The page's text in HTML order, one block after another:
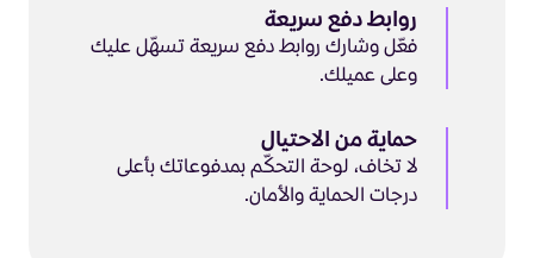
روابط دفع سريعة
فعّل وشارك روابط دفع سريعة تسهّل عليك
وعلى عميلك.
حماية من الاحتيال
لا تخاف، لوحة التحكّم بمدفوعاتك بأعلى
درجات الحماية والأمان.